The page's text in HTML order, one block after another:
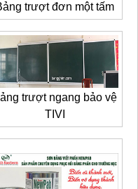
trượt đơn một tấm
trượt ngang bảo vệ
TIVI